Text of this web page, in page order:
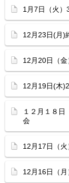
1月7日（火）
12月23日(月)
12月20日（
12月19日(木
１２月１８日
会
12月17日（
12月16日（